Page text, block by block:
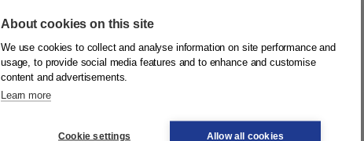
About cookies on this site
We use cookies to collect and analyse information on site performance and
usage, to provide social media features and to enhance and customise
content and advertisements.
Learn more
Cookie settings Allow all cookies